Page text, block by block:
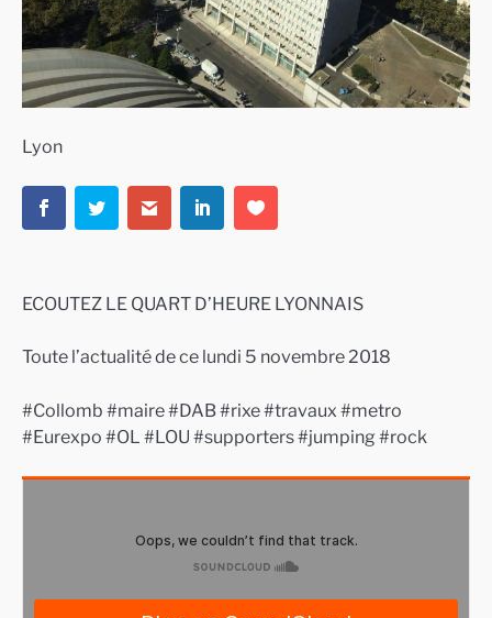
Lyon
ECOUTEZ LE QUART D’HEURE LYONNAIS
Toute l’actualité de ce lundi 5 novembre 2018
#Collomb #maire #DAB #rixe #travaux #metro
#Eurexpo #OL #LOU #supporters #jumping #rock